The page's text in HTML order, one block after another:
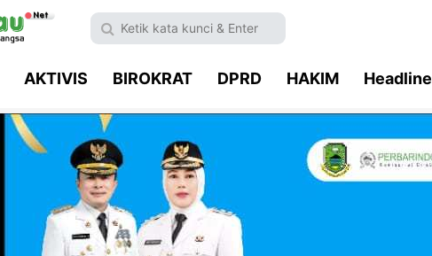
AKTIVIS BIROKRAT DPRD HAKIM Headline